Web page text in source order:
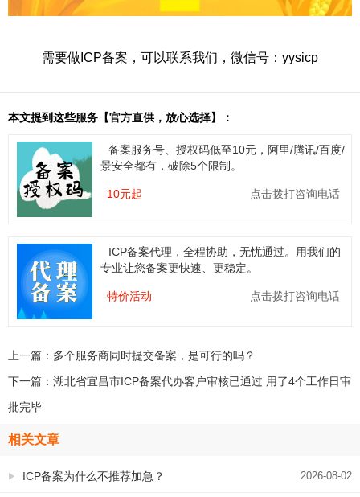
需要做ICP备案，可以联系我们，微信号：yysicp
本文提到这些服务【官方直供，放心选择】：
备案服务号、授权码低至10元，阿里/腾讯/百度/
景安全都有，破除5个限制。
10元起 点击拨打咨询电话
ICP备案代理，全程协助，无忧通过。用我们的
专业让您备案更快速、更稳定。
特价活动 点击拨打咨询电话
上一篇： 多个服务商同时提交备案，是可行的吗？
下一篇： 湖北省宜昌市ICP备案代办客户审核已通过 用了4个工作日审
批完毕
相关文章
2026-08-02
ICP备案为什么不推荐加急？